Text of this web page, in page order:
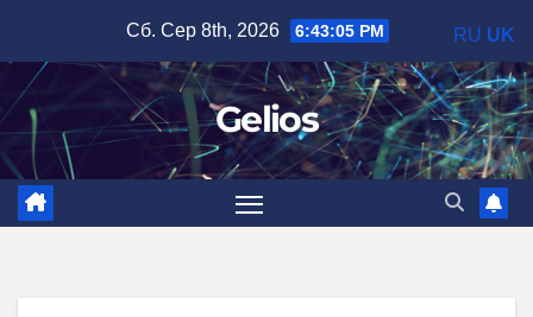
вмісту
Сб. Сер 8th, 2026 6:43:06 PM
Gelios
RU UK